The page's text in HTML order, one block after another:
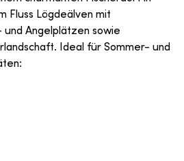
Fluss Lögdeälven mit
Angelplätzen sowie
Ideal für Sommer- und